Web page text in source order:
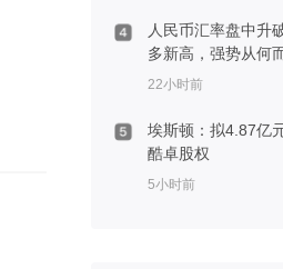
人民币汇率盘中升
多新高，强势从何
22小时前
埃斯顿：拟4.87亿
酷卓股权
5小时前